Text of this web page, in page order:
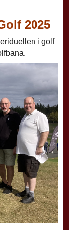
2025
i golf